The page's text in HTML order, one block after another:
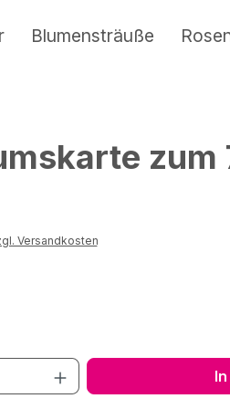
Blumensträuße
zum
Versandkosten
Gib den